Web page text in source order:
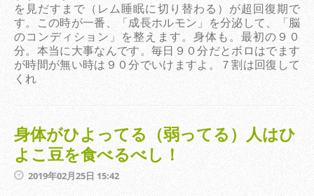
を見だすまで（レム睡眠に切り替わる）が超回復期で
す。この時が一番、「成長ホルモン」を分泌して、「脳
のコンディション」を整えます。身体も。最初の９０
分。本当に大事なんです。毎日９０分だとボロはでます
が時間が無い時は９０分でいけますよ。７割は回復して
くれ
身体がひよってる（弱ってる）人はひ
よこ豆を食べるべし！
2019年02月25日 15:42